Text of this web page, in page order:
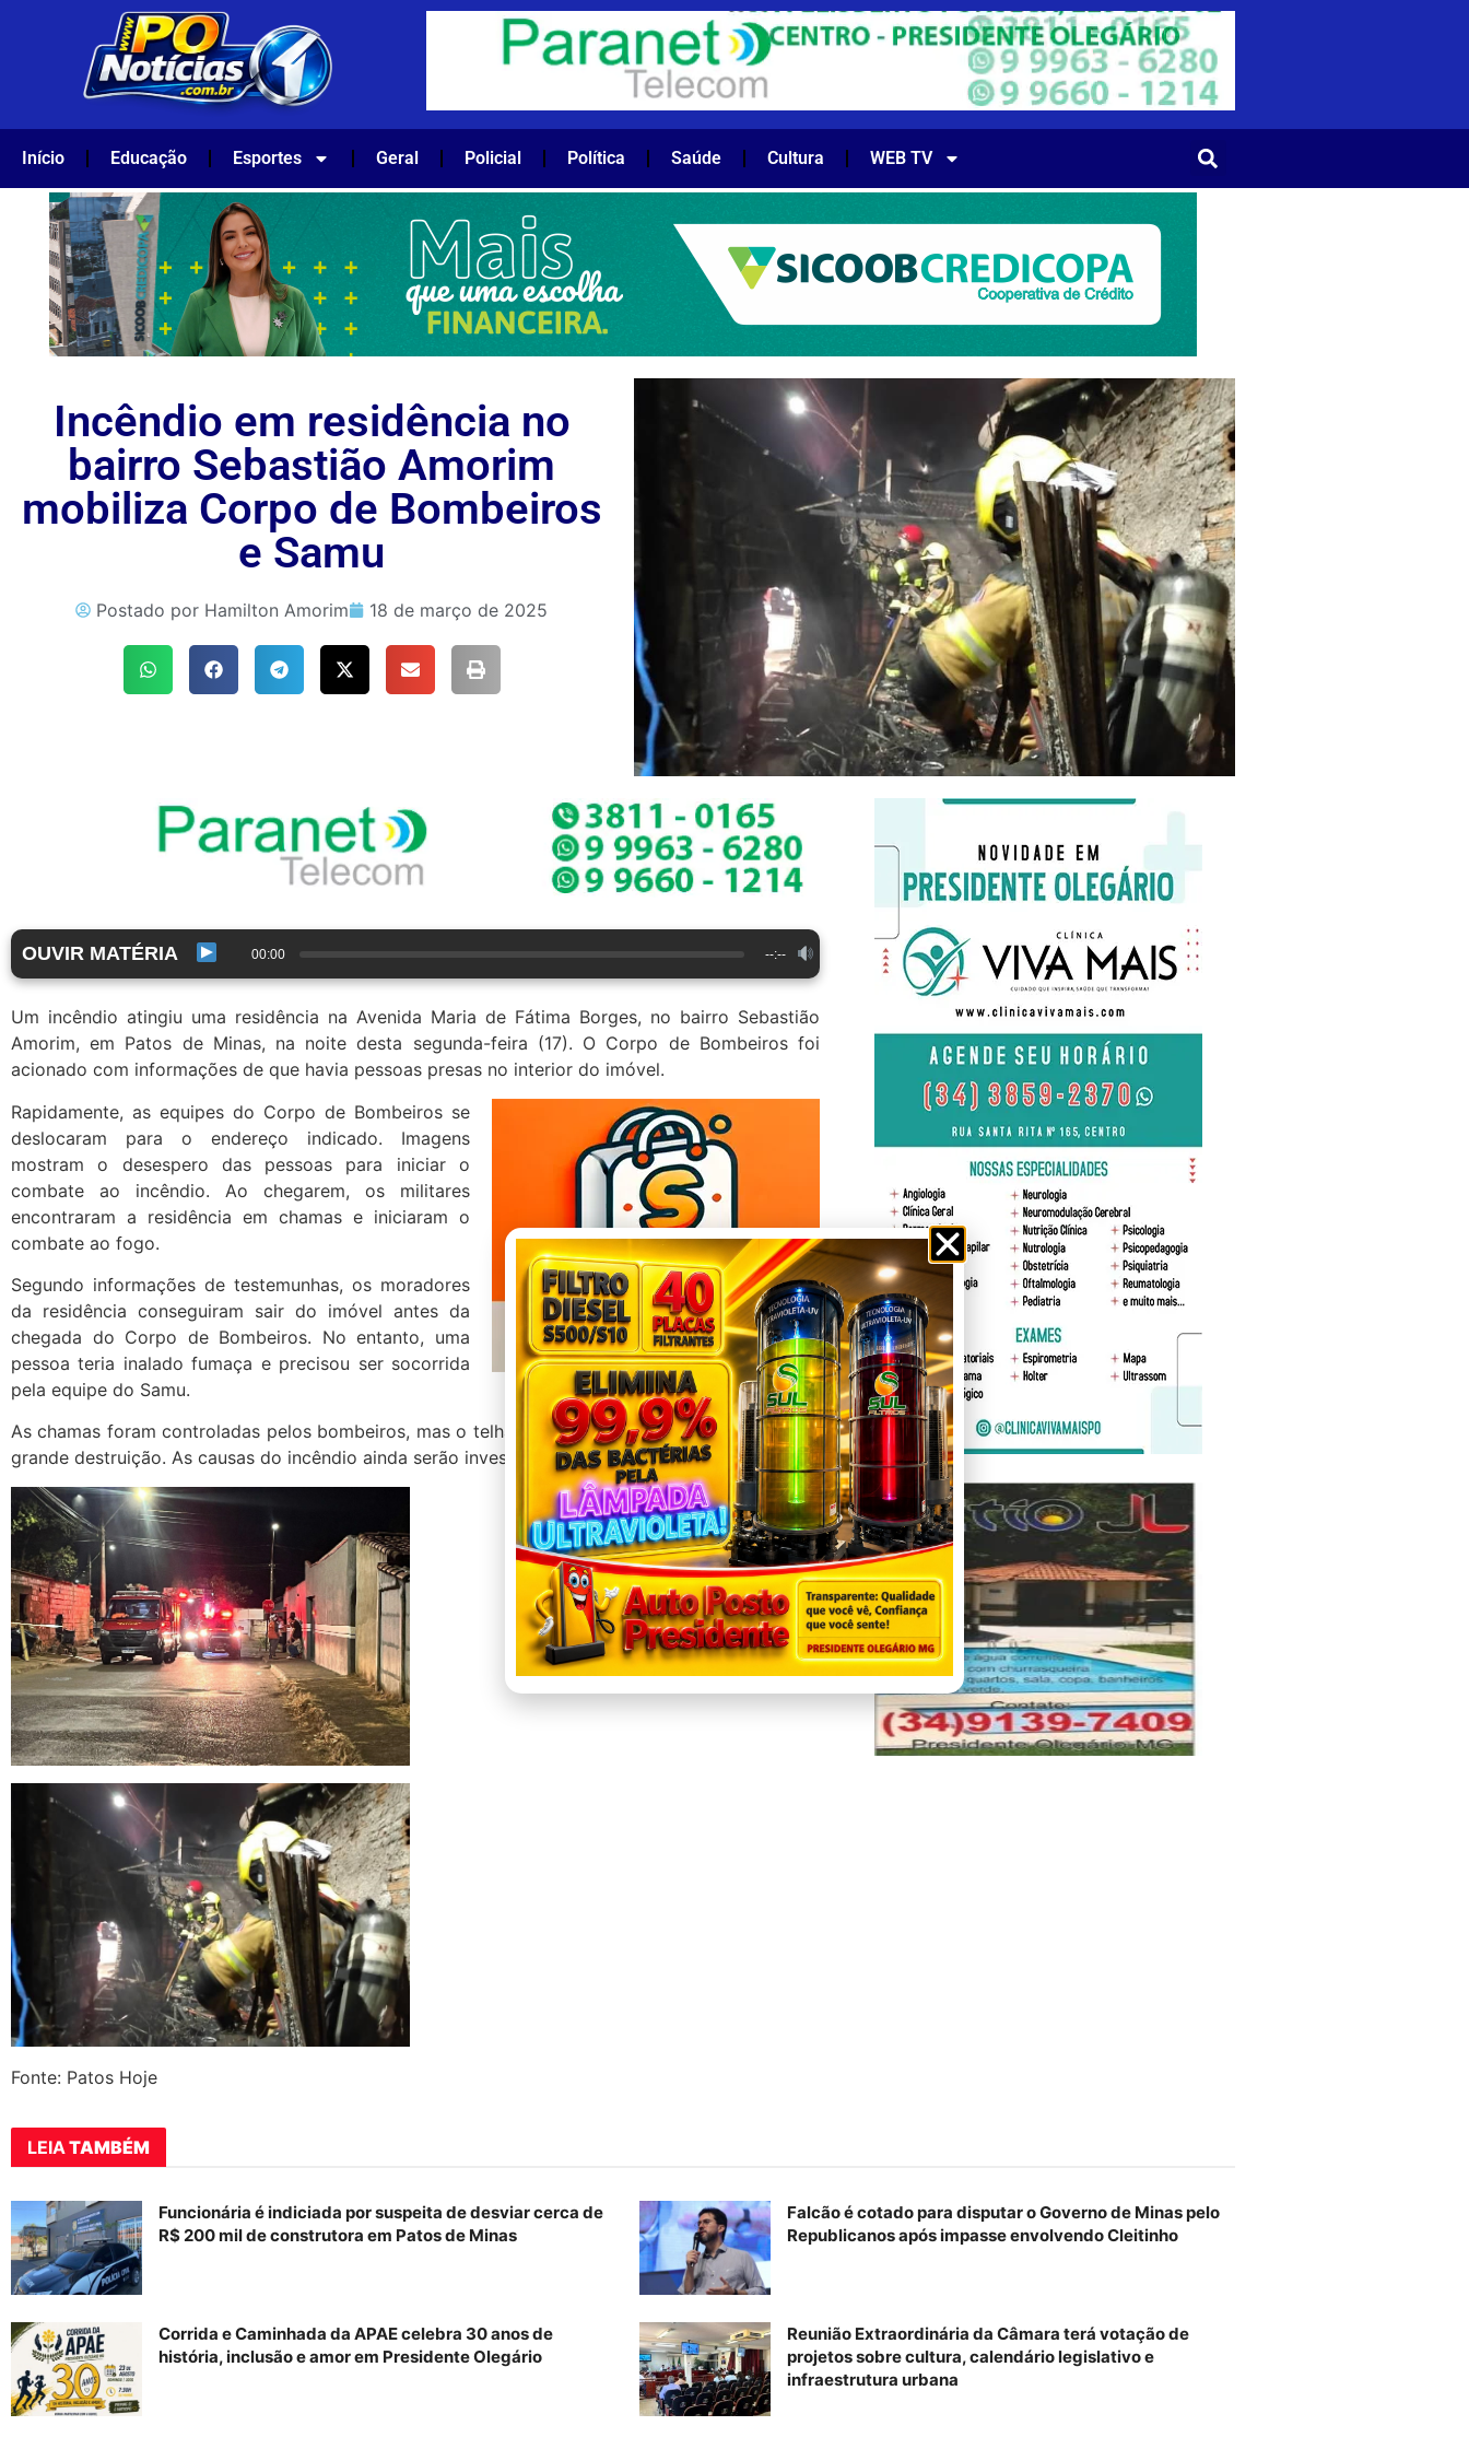
Início Educação Esportes Geral Policial Política Saúde Cultura WEB TV
Incêndio em residência no
bairro Sebastião Amorim
mobiliza Corpo de Bombeiros
e Samu
Postado por Hamilton Amorim 18 de março de 2025
OUVIR MATÉRIA 00:00 --:--
Um incêndio atingiu uma residência na Avenida Maria de Fátima Borges, no bairro Sebastião
Amorim, em Patos de Minas, na noite desta segunda-feira (17). O Corpo de Bombeiros foi
acionado com informações de que havia pessoas presas no interior do imóvel.
Rapidamente, as equipes do Corpo de Bombeiros se
deslocaram para o endereço indicado. Imagens
mostram o desespero das pessoas para iniciar o
combate ao incêndio. Ao chegarem, os militares
encontraram a residência em chamas e iniciaram o
combate ao fogo.
Segundo informações de testemunhas, os moradores
da residência conseguiram sair do imóvel antes da
chegada do Corpo de Bombeiros. No entanto, uma
pessoa teria inalado fumaça e precisou ser socorrida
pela equipe do Samu.
As chamas foram controladas pelos bombeiros, mas o telhado da residência desabou, causando
grande destruição. As causas do incêndio ainda serão investigadas.
Fonte: Patos Hoje
LEIATAMBÉM
Funcionária é indiciada por suspeita de desviar cerca de
R$ 200 mil de construtora em Patos de Minas
Falcão é cotado para disputar o Governo de Minas pelo
Republicanos após impasse envolvendo Cleitinho
Corrida e Caminhada da APAE celebra 30 anos de
história, inclusão e amor em Presidente Olegário
Reunião Extraordinária da Câmara terá votação de
projetos sobre cultura, calendário legislativo e
infraestrutura urbana